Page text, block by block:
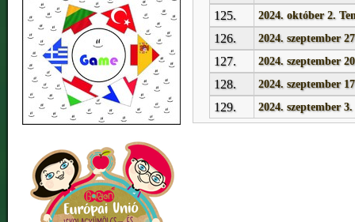
125. 2024. október 2.
126. 2024. szeptember
127. 2024. szeptember
128. 2024. szeptember
129. 2024. szeptember